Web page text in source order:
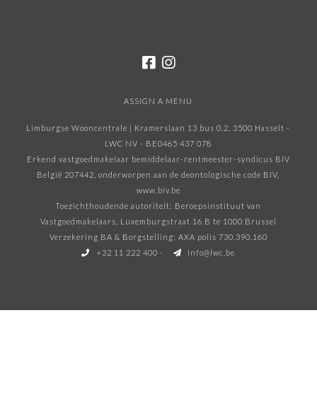
ASSIGN A MENU
Limburgse Wooncentrale | Kramerslaan 13 bus 0.2, 3500 Hasselt -
LWC NV - BE0465 437 078
Erkend vastgoedmakelaar bemiddelaar-rentmeester-syndicus BIV
België 207442, onderworpen aan de deontologische code BIV
www.biv.be
Toezichthoudende autoriteit: Beroepsinstituut van
Vastgoedmakelaars, Luxemburgstraat 16 B te 1000 Brussel
Verzekering BA & Borgstelling: AXA polis 730.390.160
+32 11 222 400 - info@lwc.be